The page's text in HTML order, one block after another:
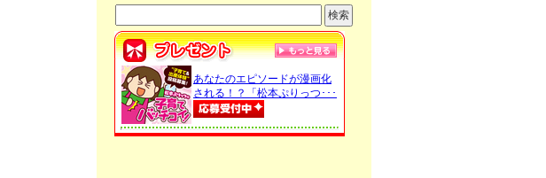
あなたのエピソードが漫画化
される！？「松本ぷりっつ･･･